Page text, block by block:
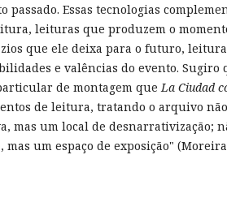
passado. Essas tecnologias
leituras que produzem o
que ele deixa para o futuro,
e valências do evento. Sugiro
de montagem queLa Ciudad
de leitura, tratando o arquivo
mas um local de desnarrativização;
mas um espaço de exposição"